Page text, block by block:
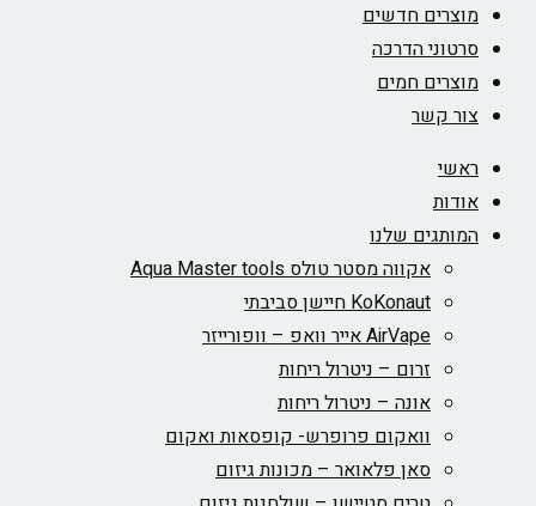
מוצרים חדשים
סרטוני הדרכה
מוצרים חמים
צור קשר
ראשי
אודות
המותגים שלנו
אקווה מסטר טולס Aqua Master tools
KoKonaut חיישן סביבתי
AirVape אייר וואפ – וופורייזר
זרום – ניטרול ריחות
אונה – ניטרול ריחות
וואקום פרופרש- קופסאות ואקום
סאן פלאואר – מכונות גיזום